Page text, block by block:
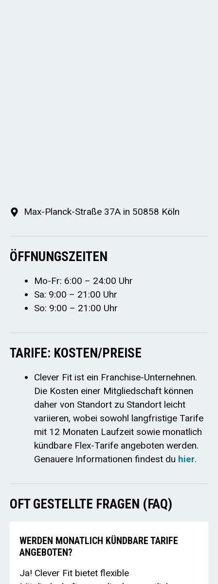
Max-Planck-Straße 37A in 50858 Köln
ÖFFNUNGSZEITEN
Mo-Fr: 6:00 – 24:00 Uhr
Sa: 9:00 – 21:00 Uhr
So: 9:00 – 21:00 Uhr
TARIFE: KOSTEN/PREISE
Clever Fit ist ein Franchise-Unternehnen.
Die Kosten einer Mitgliedschaft können
daher von Standort zu Standort leicht
variieren, wobei sowohl langfristige Tarife
mit 12 Monaten Laufzeit sowie monatlich
kündbare Flex-Tarife angeboten werden.
Genauere Informationen findest du hier.
OFT GESTELLTE FRAGEN (FAQ)
WERDEN MONATLICH KÜNDBARE TARIFE
ANGEBOTEN?
Ja! Clever Fit bietet flexible